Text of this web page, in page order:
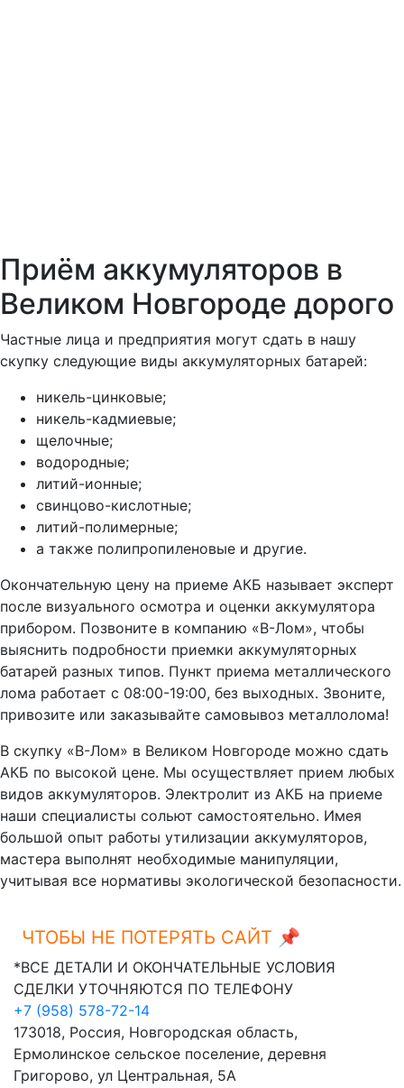
Приём аккумуляторов в
Великом Новгороде дорого
Частные лица и предприятия могут сдать в нашу
скупку следующие виды аккумуляторных батарей:
никель-цинковые;
никель-кадмиевые;
щелочные;
водородные;
литий-ионные;
свинцово-кислотные;
литий-полимерные;
а также полипропиленовые и другие.
Окончательную цену на приеме АКБ называет эксперт
после визуального осмотра и оценки аккумулятора
прибором. Позвоните в компанию «В-Лом», чтобы
выяснить подробности приемки аккумуляторных
батарей разных типов. Пункт приема металлического
лома работает с 08:00-19:00, без выходных. Звоните,
привозите или заказывайте самовывоз металлолома!
В скупку «В-Лом» в Великом Новгороде можно сдать
АКБ по высокой цене. Мы осуществляет прием любых
видов аккумуляторов. Электролит из АКБ на приеме
наши специалисты сольют самостоятельно. Имея
большой опыт работы утилизации аккумуляторов,
мастера выполнят необходимые манипуляции,
учитывая все нормативы экологической безопасности.
ЧТОБЫ НЕ ПОТЕРЯТЬ САЙТ 📌Ctrl+D
*ВСЕ ДЕТАЛИ И ОКОНЧАТЕЛЬНЫЕ УСЛОВИЯ
СДЕЛКИ УТОЧНЯЮТСЯ ПО ТЕЛЕФОНУ
+7 (958) 578-72-14
173018, Россия, Новгородская область,
Ермолинское сельское поселение, деревня
Григорово, ул Центральная, 5А